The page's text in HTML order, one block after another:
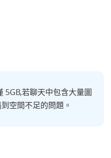
5GB,若聊天中包含大量圖
空間不足的問題。